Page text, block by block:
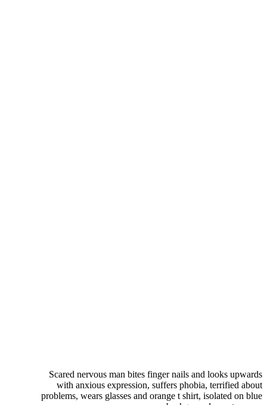
Scared nervous man bites finger nails and looks upwards
with anxious expression, suffers phobia, terrified about
problems, wears glasses and orange t shirt, isolated on blue